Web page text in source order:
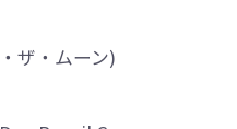
ザ・ムーン)